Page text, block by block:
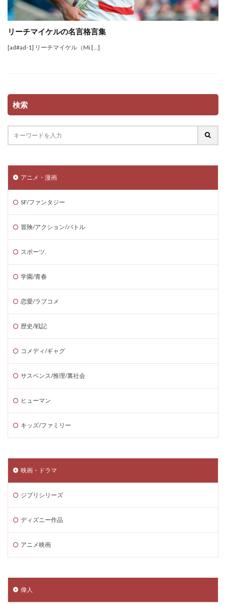
リーチマイケルの名言格言集
[ad#ad-1] リーチマイケル（Mi […]
検索
アニメ・漫画
SF/ファンタジー
冒険/アクション/バトル
スポーツ.
学園/青春
恋愛/ラブコメ
歴史/戦記
コメディ/ギャグ
サスペンス/推理/裏社会
ヒューマン
キッズ/ファミリー
映画・ドラマ
ジブリシリーズ
ディズニー作品
アニメ映画
偉人